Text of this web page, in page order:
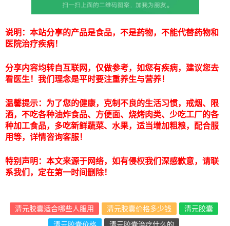
说明：本站分享的产品是食品，不是药物，不能代替药物和
医院治疗疾病！
分享内容均转自互联网，仅做参考，如您有疾病，建议您去
看医生！我们理念是平时要注重养生与营养！
温馨提示：为了您的健康，克制不良的生活习惯，戒烟、限
酒，不吃各种油炸食品、方便面、烧烤肉类、少吃工厂的各
种加工食品，多吃新鲜蔬菜、水果，适当增加粗粮，配合服
用等，详情咨询客服！
特别声明：本文来源于网络，如有侵权我们深感歉意，请联
系我们，定在第一时间删除！
清元胶囊适合哪些人服用 清元胶囊价格多少钱
清元胶囊
清元胶囊价格
清元胶囊治疗什么的